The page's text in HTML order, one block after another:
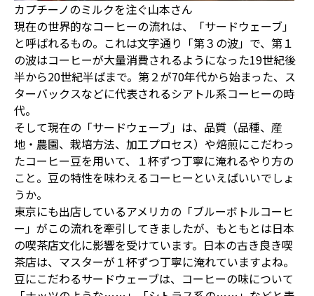
カプチーノのミルクを注ぐ山本さん
現在の世界的なコーヒーの流れは、「サードウェーブ」
と呼ばれるもの。これは文字通り「第３の波」で、第１
の波はコーヒーが大量消費されるようになった19世紀後
半から20世紀半ばまで。第２が70年代から始まった、ス
ターバックスなどに代表されるシアトル系コーヒーの時
代。
そして現在の「サードウェーブ」は、品質（品種、産
地・農園、栽培方法、加工プロセス）や焙煎にこだわっ
たコーヒー豆を用いて、１杯ずつ丁寧に淹れるやり方の
こと。豆の特性を味わえるコーヒーといえばいいでしょ
うか。
東京にも出店しているアメリカの「ブルーボトルコーヒ
ー」がこの流れを牽引してきましたが、もともとは日本
の喫茶店文化に影響を受けています。日本の古き良き喫
茶店は、マスターが１杯ずつ丁寧に淹れていますよね。
豆にこだわるサードウェーブは、コーヒーの味について